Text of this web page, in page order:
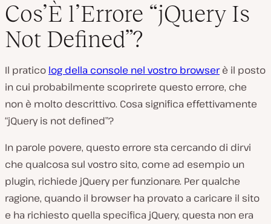
o
Cos’È l’Errore “jQuery Is
Not Defined”?
Il pratico log della console nel vostro browserè il posto
in cui probabilmente scoprirete questo errore, che
non è molto descrittivo. Cosa significa effettivamente
“jQuery is not defined”?
In parole povere, questo errore sta cercando di dirvi
che qualcosa sul vostro sito, come ad esempio un
plugin, richiede jQuery per funzionare. Per qualche
ragione, quando il browser ha provato a caricare il sito
e ha richiesto quella specifica jQuery, questa non era